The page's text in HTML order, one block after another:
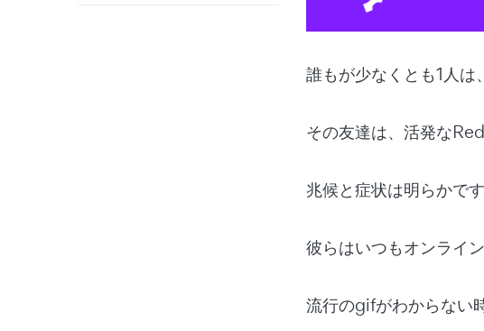
誰もが少なくとも1人は
その友達は、活発な
兆候と症状は明らかです
彼らはいつもオンライン
流行のgifがわからない